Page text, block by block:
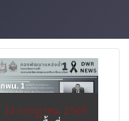
14 กรกฎาคม 2569
กพน.1 ลงพื้นที่ตรวจ